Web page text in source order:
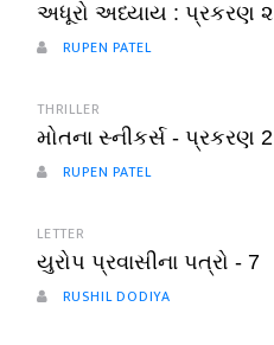
અધૂરો અધ્યાય : પ્રકરણ ૨
RUPEN PATEL
THRILLER
મોતના સ્નીકર્સ - પ્રકરણ 2
RUPEN PATEL
LETTER
યુરોપ પ્રવાસીના પત્રો - 7
RUSHIL DODIYA